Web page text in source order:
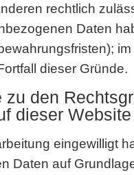
rechtlich
Daten
dieser Gründe.
den
dieser Website
eingewilligt
Daten auf